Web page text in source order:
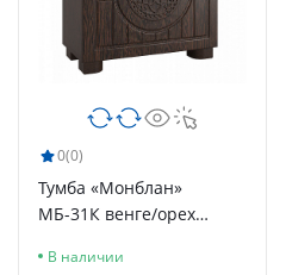
0(0)
Тумба «Монблан»
МБ-31К венге/орех
В наличии